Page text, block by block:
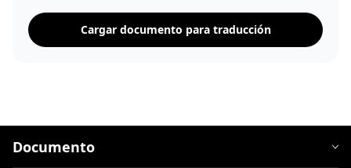
Cargar documento para traducción
Documento